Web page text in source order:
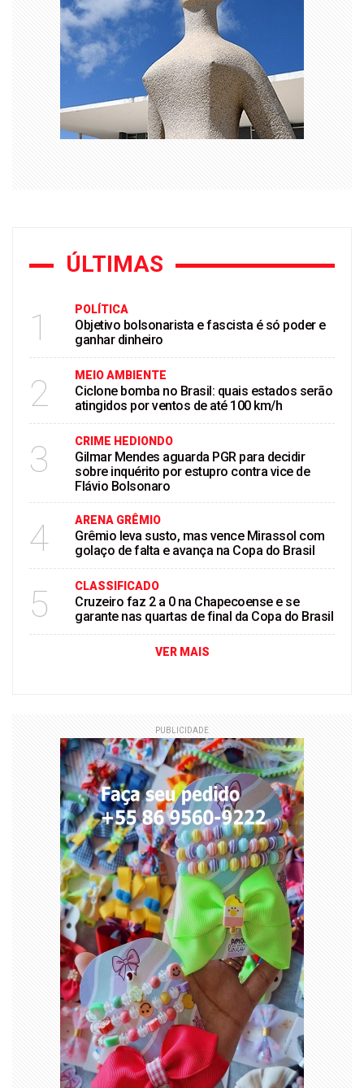
ÚLTIMAS
1 POLÍTICA
Objetivo bolsonarista e fascista é só poder e
ganhar dinheiro
2 MEIO AMBIENTE
Ciclone bomba no Brasil: quais estados serão
atingidos por ventos de até 100 km/h
3 CRIME HEDIONDO
Gilmar Mendes aguarda PGR para decidir
sobre inquérito por estupro contra vice de
Flávio Bolsonaro
4 ARENA GRÊMIO
Grêmio leva susto, mas vence Mirassol com
golaço de falta e avança na Copa do Brasil
5 CLASSIFICADO
Cruzeiro faz 2 a 0 na Chapecoense e se
garante nas quartas de final da Copa do Brasil
VER MAIS
PUBLICIDADE